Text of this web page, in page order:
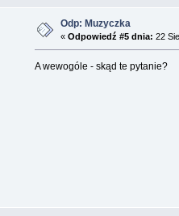
Odp: Muzyczka
« Odpowiedź #5 dnia: 22
A wewogóle - skąd te pytanie?